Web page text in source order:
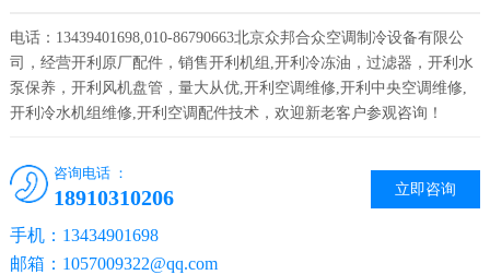
电话：13439401698,010-86790663北京众邦合众空调制冷设备有限公
司，经营开利原厂配件，销售开利机组,开利冷冻油，过滤器，开利水
泵保养，开利风机盘管，量大从优,开利空调维修,开利中央空调维修,
开利冷水机组维修,开利空调配件技术，欢迎新老客户参观咨询！
立即咨询
咨询电话 ：
18910310206
手机：13434901698
邮箱：1057009322@qq.com